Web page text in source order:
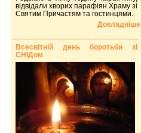
відвідали хворих парафіян Храму зі
Святим Причастям та гостинцями.
Докладніше
Всесвітній день боротьби зі
СНІДом